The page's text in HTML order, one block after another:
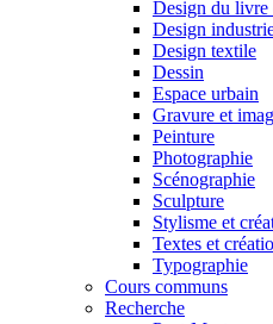
Design du livre
Design
Design textile
Dessin
Espace urbain
Gravure et
Peinture
Photographie
Scénographie
Sculpture
Stylisme et
Textes et
Typographie
Cours communs
Recherche